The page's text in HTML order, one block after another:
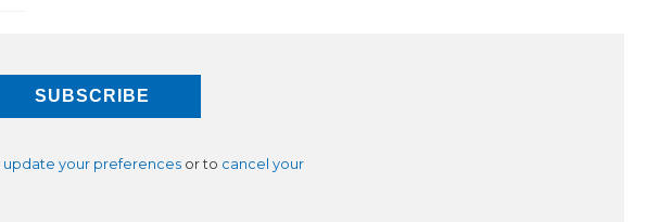
update your preferences or to cancel your